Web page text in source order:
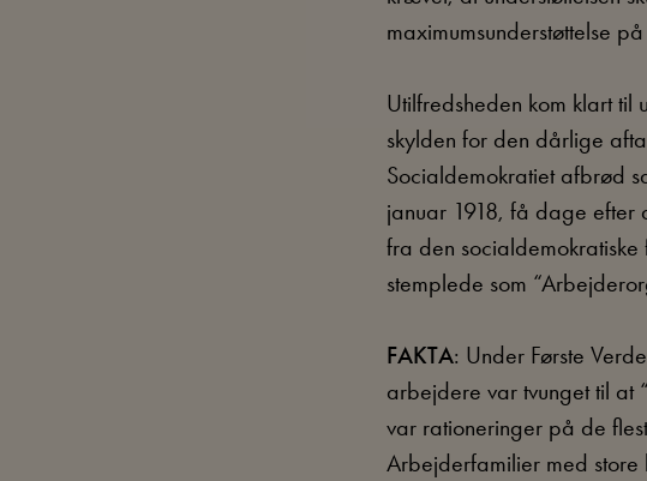
maximumsunderstøttelse
Utilfredsheden kom klart til
skylden for den dårlige
Socialdemokratiet afbrød
januar 1918, få dage efter
fra den
stemplede som
FAKTA: Under Første
arbejdere var tvunget til
var rationeringer på de
Arbejderfamilier med